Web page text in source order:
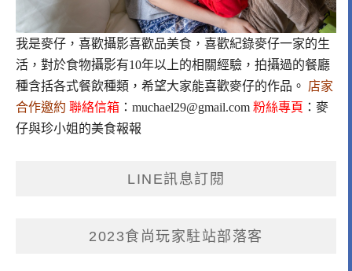
我是麥仔，喜歡攝影喜歡品美食，喜歡紀錄麥仔一家的生
活，對於食物攝影有10年以上的相關經驗，拍攝過的餐廳
種含括各式餐飲種類，希望大家能喜歡麥仔的作品。 店家
合作邀約 聯絡信箱 ： muchael29@gmail.com 粉絲專頁 ： 麥
仔與珍小姐的美食報報
LINE訊息訂閱
2023食尚玩家駐站部落客